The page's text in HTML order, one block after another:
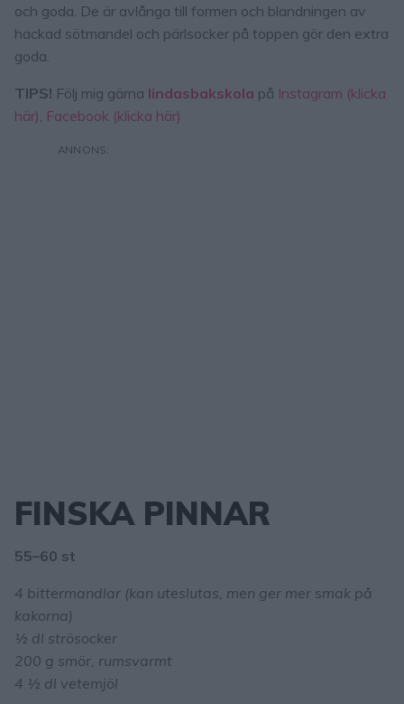
och goda. De är avlånga till formen och blandningen av
hackad sötmandel och pärlsocker på toppen gör den extra
goda.
TIPS! Följ mig gärna lindasbakskola på Instagram (klicka
här) Facebook (klicka här)
FINSKA PINNAR
55–60 st
4 bittermandlar (kan uteslutas, men ger mer smak på
kakorna)
½ dl strösocker
200 g smör, rumsvarmt
4 ½ dl vetemjöl